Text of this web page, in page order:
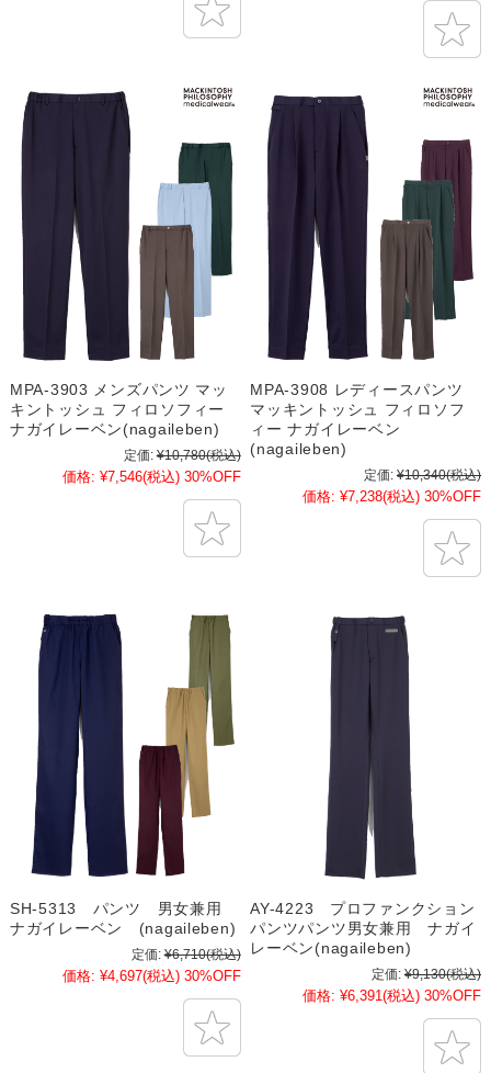
MPA-3903 メンズパンツ マッ
キントッシュ フィロソフィー
ナガイレーベン(nagaileben)
定価: ¥10,780(税込)
価格: ¥7,546(税込) 30%OFF
MPA-3908 レディースパンツ
マッキントッシュ フィロソフ
ィー ナガイレーベン
(nagaileben)
定価: ¥10,340(税込)
価格: ¥7,238(税込) 30%OFF
SH-5313 パンツ 男女兼用
ナガイレーベン (nagaileben)
定価: ¥6,710(税込)
価格: ¥4,697(税込) 30%OFF
AY-4223 プロファンクション
パンツパンツ男女兼用 ナガイ
レーベン(nagaileben)
定価: ¥9,130(税込)
価格: ¥6,391(税込) 30%OFF